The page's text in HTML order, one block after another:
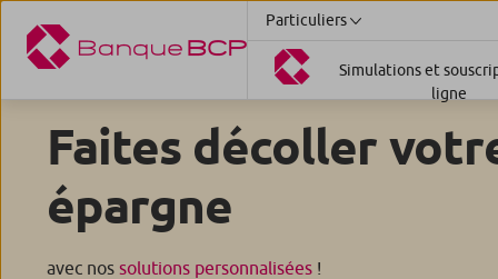
Particuliers
Simulations et
ligne
Faites décoller
épargne
avec nos solutions personnalisées !